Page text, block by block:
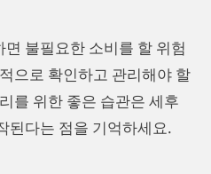
불필요한 소비를 할 위험
으로 확인하고 관리해야 할
를 위한 좋은 습관은 세후
된다는 점을 기억하세요.